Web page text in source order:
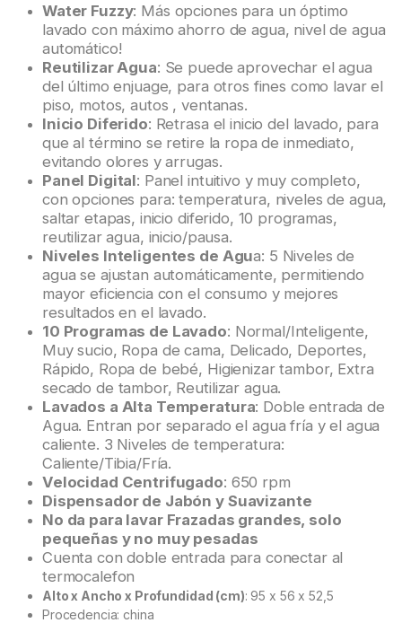
Water Fuzzy: Más opciones para un óptimo
lavado con máximo ahorro de agua, nivel de agua
automático!
Reutilizar Agua: Se puede aprovechar el agua
del último enjuage, para otros fines como lavar el
piso, motos, autos , ventanas.
Inicio Diferido: Retrasa el inicio del lavado, para
que al término se retire la ropa de inmediato,
evitando olores y arrugas.
Panel Digital: Panel intuitivo y muy completo,
con opciones para: temperatura, niveles de agua,
saltar etapas, inicio diferido, 10 programas,
reutilizar agua, inicio/pausa.
Niveles Inteligentes de Agua: 5 Niveles de
agua se ajustan automáticamente, permitiendo
mayor eficiencia con el consumo y mejores
resultados en el lavado.
10 Programas de Lavado: Normal/Inteligente,
Muy sucio, Ropa de cama, Delicado, Deportes,
Rápido, Ropa de bebé, Higienizar tambor, Extra
secado de tambor, Reutilizar agua.
Lavados a Alta Temperatura: Doble entrada de
Agua. Entran por separado el agua fría y el agua
caliente. 3 Niveles de temperatura:
Caliente/Tibia/Fría.
Velocidad Centrifugado: 650 rpm
Dispensador de Jabón y Suavizante
No da para lavar Frazadas grandes, solo
pequeñas y no muy pesadas
Cuenta con doble entrada para conectar al
termocalefon
Alto x Ancho x Profundidad (cm): 95 x 56 x 52,5
Procedencia: china